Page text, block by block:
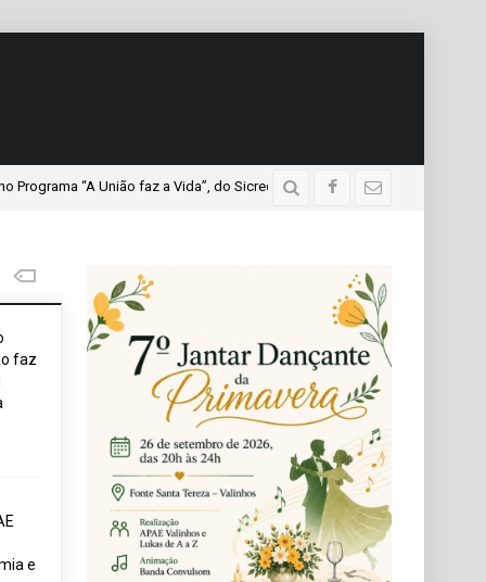
“A União faz a Vida”, do Sicredi Iguaçu, que teve a presença de mais de
faz
e